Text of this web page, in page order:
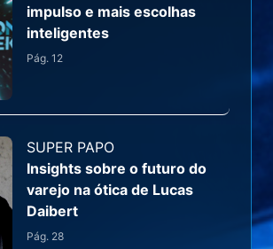
impulso e mais escolhas
inteligentes
Pág. 12
SUPER PAPO
Insights sobre o futuro do
varejo na ótica de Lucas
Daibert
Pág. 28